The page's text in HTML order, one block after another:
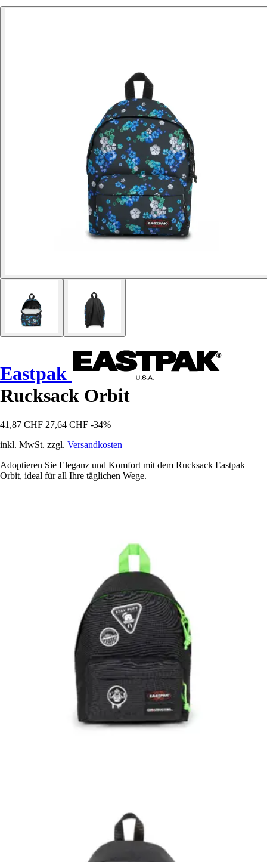
Eastpak
Rucksack Orbit
41,87 CHF 27,64 CHF -34%
inkl. MwSt. zzgl. Versandkosten
Adoptieren Sie Eleganz und Komfort mit dem Rucksack Eastpak
Orbit, ideal für all Ihre täglichen Wege.